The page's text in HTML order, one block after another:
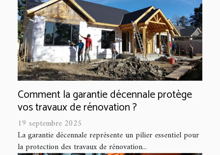
Comment la garantie décennale protège
vos travaux de rénovation ?
19 septembre 2025
La garantie décennale représente un pilier essentiel pour
la protection des travaux de rénovation...